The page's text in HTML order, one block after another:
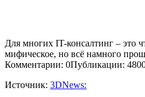
Для многих IT-консалтинг – это
мифическое, но всё намного
Комментарии: 0Публикации:
Источник: 3DNews: